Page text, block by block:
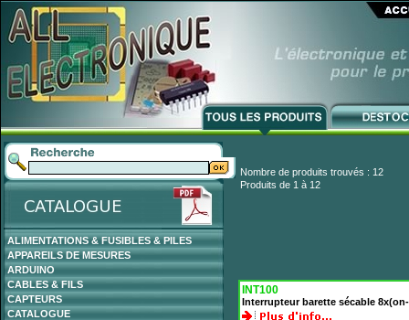
ALIMENTATIONS & FUSIBLES & PILES
APPAREILS DE MESURES
ARDUINO
CABLES & FILS
CAPTEURS
CATALOGUE
Nombre de produits trouvés : 12
Produits de 1 à 12
INT100
Interrupteur barette sécable